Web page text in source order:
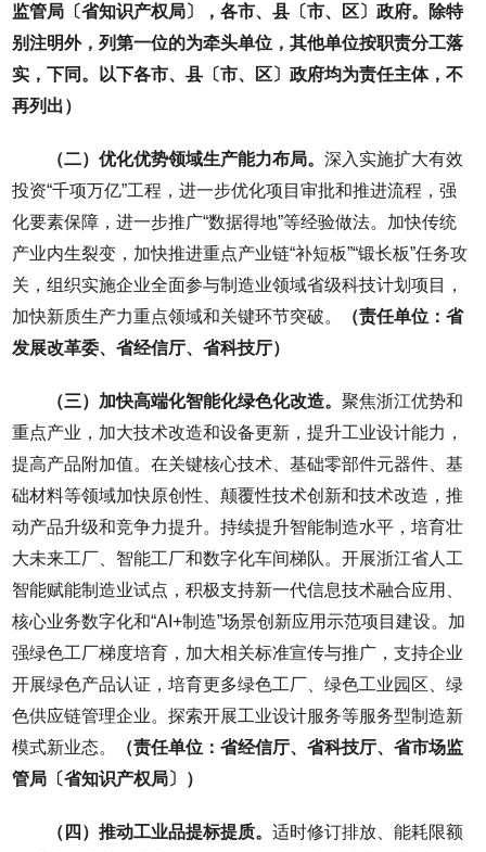
监管局〔省知识产权局〕，各市、县〔市、区〕政府。除特
别注明外，列第一位的为牵头单位，其他单位按职责分工落
实，下同。以下各市、县〔市、区〕政府均为责任主体，不
再列出）
（二）优化优势领域生产能力布局。深入实施扩大有效
投资“千项万亿”工程，进一步优化项目审批和推进流程，强
化要素保障，进一步推广“数据得地”等经验做法。加快传统
产业内生裂变，加快推进重点产业链“补短板”“锻长板”任务攻
关，组织实施企业全面参与制造业领域省级科技计划项目，
加快新质生产力重点领域和关键环节突破。
（责任单位：省
发展改革委、省经信厅、省科技厅）
（三）加快高端化智能化绿色化改造。聚焦浙江优势和
重点产业，加大技术改造和设备更新，提升工业设计能力，
提高产品附加值。在关键核心技术、基础零部件元器件、基
础材料等领域加快原创性、颠覆性技术创新和技术改造，推
动产品升级和竞争力提升。持续提升智能制造水平，培育壮
大未来工厂、智能工厂和数字化车间梯队。开展浙江省人工
智能赋能制造业试点，积极支持新一代信息技术融合应用、
核心业务数字化和“AI+制造”场景创新应用示范项目建设。加
强绿色工厂梯度培育，加大相关标准宣传与推广，支持企业
开展绿色产品认证，培育更多绿色工厂、绿色工业园区、绿
色供应链管理企业。探索开展工业设计服务等服务型制造新
模式新业态。
（责任单位：省经信厅、省科技厅、省市场监
管局〔省知识产权局〕）
（四）推动工业品提标提质。适时修订排放、能耗限额